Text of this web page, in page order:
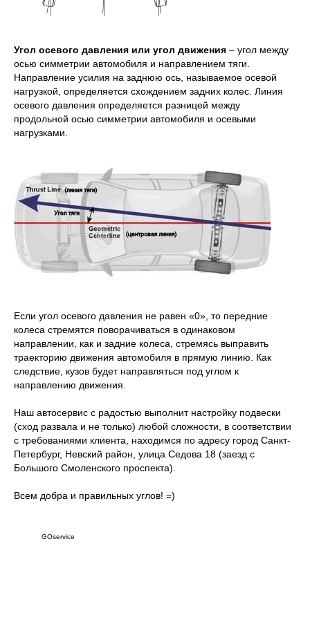
Угол осевого давления или угол движения – угол между
осью симметрии автомобиля и направлением тяги.
Направление усилия на заднюю ось, называемое осевой
нагрузкой, определяется схождением задних колес. Линия
осевого давления определяется разницей между
продольной осью симметрии автомобиля и осевыми
нагрузками.
Если угол осевого давления не равен «0», то передние
колеса стремятся поворачиваться в одинаковом
направлении, как и задние колеса, стремясь выправить
траекторию движения автомобиля в прямую линию. Как
следствие, кузов будет направляться под углом к
направлению движения.
Наш автосервис с радостью выполнит настройку подвески
(сход развала и не только) любой сложности, в соответствии
с требованиями клиента, находимся по адресу город Санкт-
Петербург, Невский район, улица Седова 18 (заезд с
Большого Смоленского проспекта).
Всем добра и правильных углов! =)
GOservice